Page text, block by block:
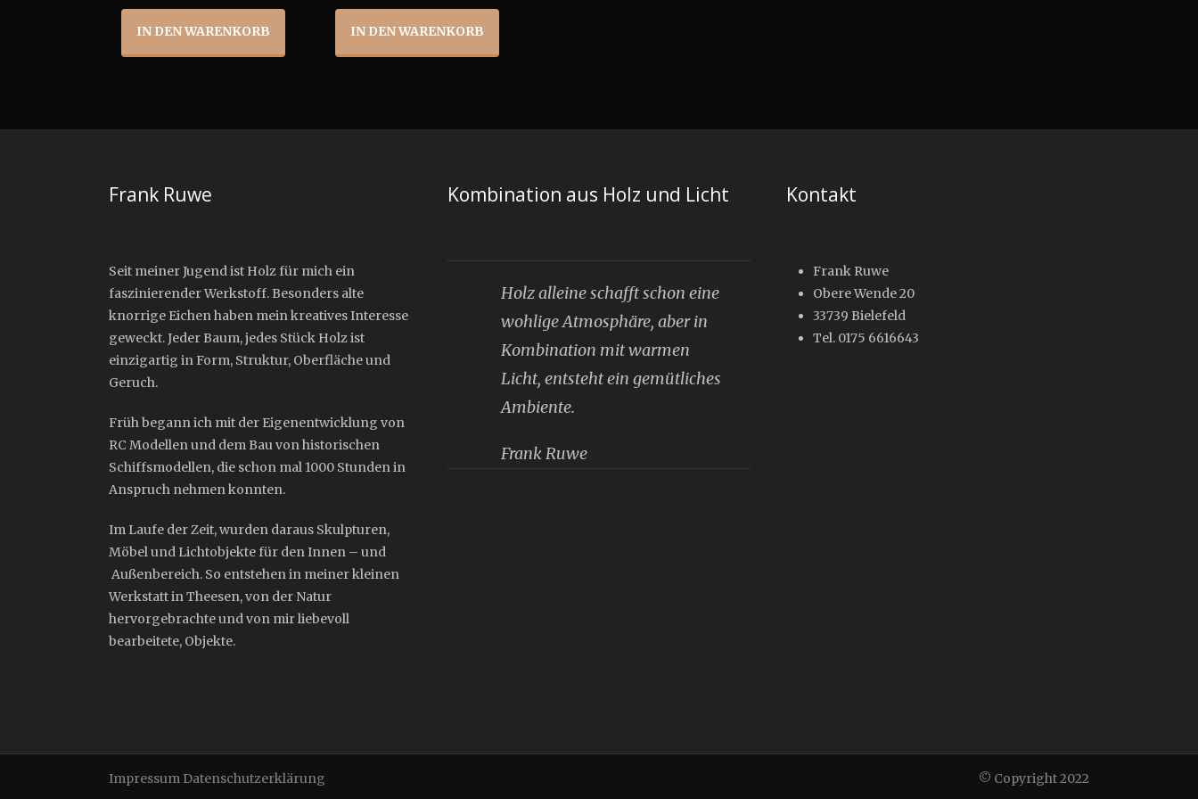
war:
ist:
IN DEN WARENKORB IN DEN WARENKORB
Frank Ruwe
Seit meiner Jugend ist Holz für mich ein
faszinierender Werkstoff. Besonders alte
knorrige Eichen haben mein kreatives Interesse
geweckt. Jeder Baum, jedes Stück Holz ist
einzigartig in Form, Struktur, Oberfläche und
Geruch.
Früh begann ich mit der Eigenentwicklung von
RC Modellen und dem Bau von historischen
Schiffsmodellen, die schon mal 1000 Stunden in
Anspruch nehmen konnten.
Im Laufe der Zeit, wurden daraus Skulpturen,
Möbel und Lichtobjekte für den Innen – und
Außenbereich. So entstehen in meiner kleinen
Werkstatt in Theesen, von der Natur
hervorgebrachte und von mir liebevoll
bearbeitete, Objekte.
Kombination aus Holz und Licht
Holz alleine schafft schon eine
wohlige Atmosphäre, aber in
Kombination mit warmen
Licht, entsteht ein gemütliches
Ambiente.
Frank Ruwe
Kontakt
Frank Ruwe
Obere Wende 20
33739 Bielefeld
Tel. 0175 6616643
Impressum Datenschutzerklärung © Copyright 2022